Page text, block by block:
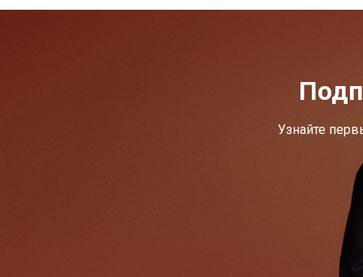
Узнайте